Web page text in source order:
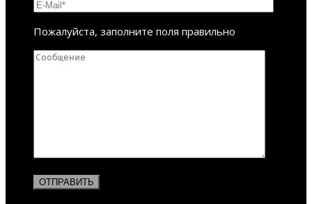
Пожалуйста, заполните поля правильно